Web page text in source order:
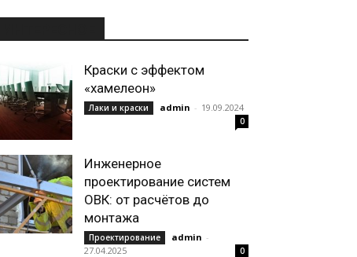
Краски с эффектом
«хамелеон»
Лаки и краски admin - 19.09.2024
0
Инженерное
проектирование систем
ОВК: от расчётов до
монтажа
Проектирование admin -
27.04.2025
0